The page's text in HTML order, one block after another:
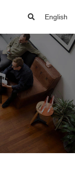
English